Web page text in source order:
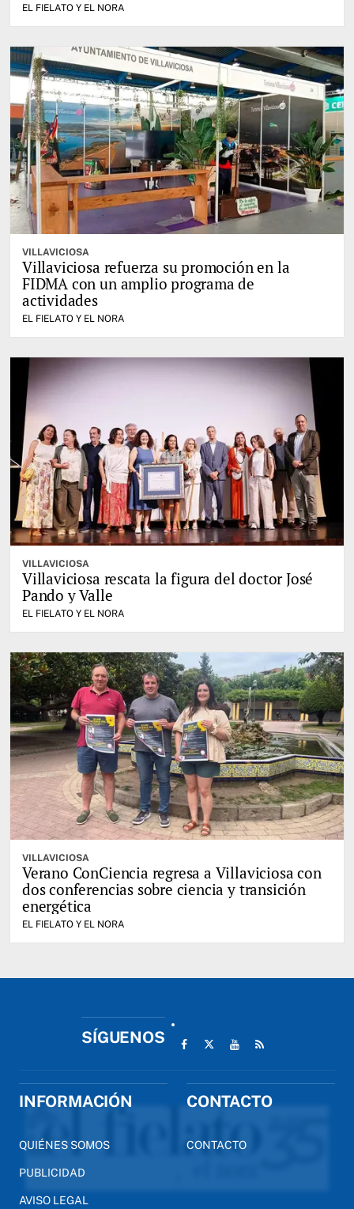
EL FIELATO Y EL NORA
VILLAVICIOSA
Villaviciosa refuerza su promoción en la
FIDMA con un amplio programa de
actividades
EL FIELATO Y EL NORA
VILLAVICIOSA
Villaviciosa rescata la figura del doctor José
Pando y Valle
EL FIELATO Y EL NORA
VILLAVICIOSA
Verano ConCiencia regresa a Villaviciosa con
dos conferencias sobre ciencia y transición
energética
EL FIELATO Y EL NORA
SÍGUENOS
INFORMACIÓN
QUIÉNES SOMOS
PUBLICIDAD
AVISO LEGAL
CONTACTO
CONTACTO